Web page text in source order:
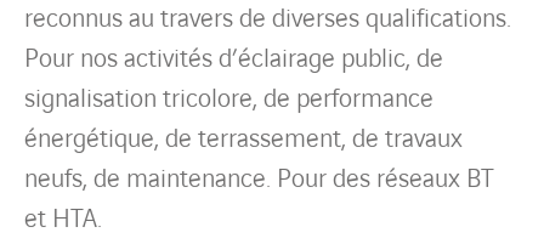
reconnus au travers de diverses qualifications.
Pour nos activités d’éclairage public, de
signalisation tricolore, de performance
énergétique, de terrassement, de travaux
neufs, de maintenance. Pour des réseaux BT
et HTA.